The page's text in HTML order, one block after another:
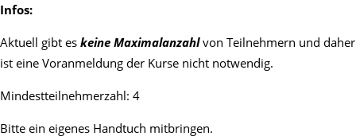
Infos:
Aktuell gibt es keine Maximalanzahlvon Teilnehmern und daher
ist eine Voranmeldung der Kurse nicht notwendig.
Mindestteilnehmerzahl: 4
Bitte ein eigenes Handtuch mitbringen.